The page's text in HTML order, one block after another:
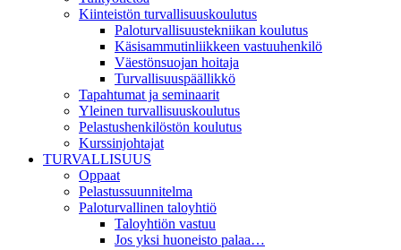
Kiinteistön turvallisuuskoulutus
Paloturvallisuustekniikan koulutus
Käsisammutinliikkeen vastuuhenkilö
Väestönsuojan hoitaja
Turvallisuuspäällikkö
Tapahtumat ja seminaarit
Yleinen turvallisuuskoulutus
Pelastushenkilöstön koulutus
Kurssinjohtajat
TURVALLISUUS
Oppaat
Pelastussuunnitelma
Paloturvallinen taloyhtiö
Taloyhtiön vastuu
Jos yksi huoneisto palaa…